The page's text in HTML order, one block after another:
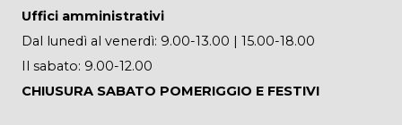
Uffici amministrativi
Dal lunedì al venerdì: 9.00-13.00 | 15.00-18.00
Il sabato: 9.00-12.00
CHIUSURA SABATO POMERIGGIO E FESTIVI